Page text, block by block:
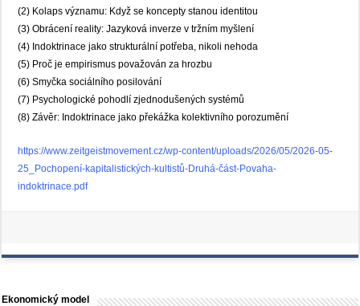
(2) Kolaps významu: Když se koncepty stanou identitou
(3) Obrácení reality: Jazyková inverze v tržním myšlení
(4) Indoktrinace jako strukturální potřeba, nikoli nehoda
(5) Proč je empirismus považován za hrozbu
(6) Smyčka sociálního posilování
(7) Psychologické pohodlí zjednodušených systémů
(8) Závěr: Indoktrinace jako překážka kolektivního porozumění
https://www.zeitgeistmovement.cz/wp-content/uploads/2026/05/2026-05-
25_Pochopení-kapitalistických-kultistů-Druhá-část-Povaha-
indoktrinace.pdf
Ekonomický model